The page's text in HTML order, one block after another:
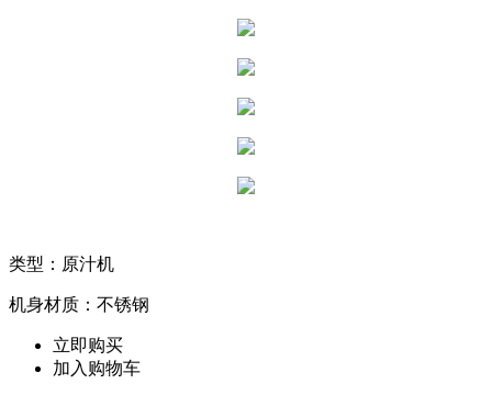
类型：原汁机
机身材质：不锈钢
立即购买
加入购物车